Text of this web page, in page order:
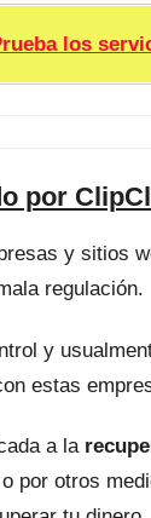
los
por
y sitios
regulación.
y
estas
a la
por otros